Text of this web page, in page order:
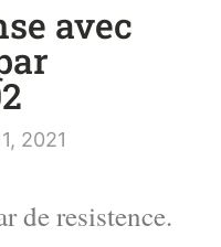
avec
2021
de resistence.